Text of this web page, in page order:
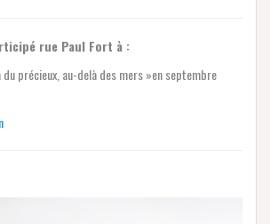
rue Paul Fort à :
du précieux, au-delà des mers »en septembre